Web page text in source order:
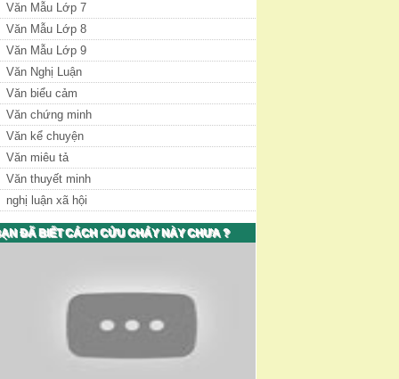
Văn Mẫu Lớp 7
Văn Mẫu Lớp 8
Văn Mẫu Lớp 9
Văn Nghị Luận
Văn biểu cảm
Văn chứng minh
Văn kể chuyện
Văn miêu tả
Văn thuyết minh
nghị luận xã hội
ĐÃ BIẾT CÁCH CỨU CHÁY NÀY CHƯA ?